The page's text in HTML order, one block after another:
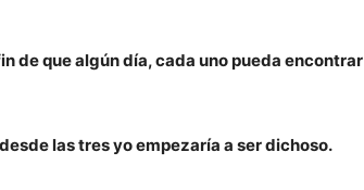
de que algún día, cada uno pueda encontrar
las tres yo empezaría a ser dichoso.